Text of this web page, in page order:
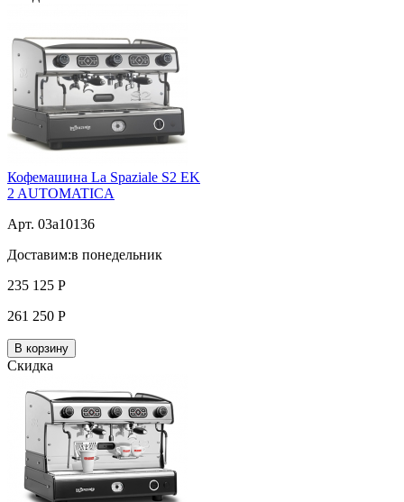
Кофемашина La Spaziale S2 EK
2 AUTOMATICA
Арт. 03a10136
Доставим:в понедельник
235 125 Р
261 250 Р
В корзину
Скидка